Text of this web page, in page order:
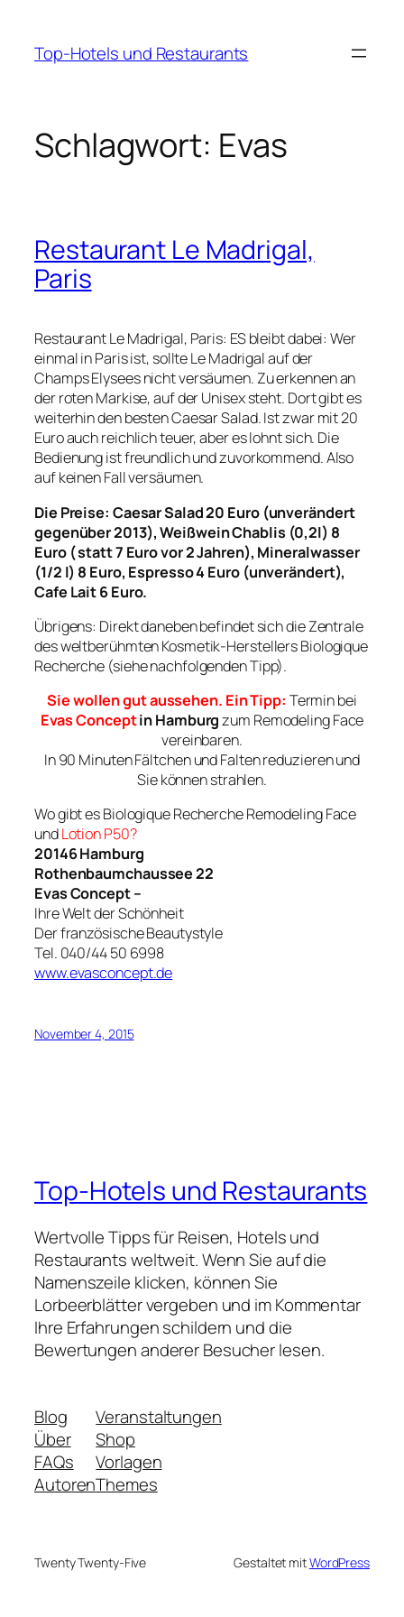
springen
Top-Hotels und Restaurants
Schlagwort: Evas
Restaurant Le Madrigal,
Paris
Restaurant Le Madrigal, Paris: ES bleibt dabei: Wer
einmal in Paris ist, sollte Le Madrigal auf der
Champs Elysees nicht versäumen. Zu erkennen an
der roten Markise, auf der Unisex steht. Dort gibt es
weiterhin den besten Caesar Salad. Ist zwar mit 20
Euro auch reichlich teuer, aber es lohnt sich. Die
Bedienung ist freundlich und zuvorkommend. Also
auf keinen Fall versäumen.
Die Preise: Caesar Salad 20 Euro (unverändert
gegenüber 2013), Weißwein Chablis (0,2l) 8
Euro ( statt 7 Euro vor 2 Jahren), Mineralwasser
(1/2 l) 8 Euro, Espresso 4 Euro (unverändert),
Cafe Lait 6 Euro.
Übrigens: Direkt daneben befindet sich die Zentrale
des weltberühmten Kosmetik-Herstellers Biologique
Recherche (siehe nachfolgenden Tipp).
Sie wollen gut aussehen. Ein Tipp: Termin bei
Evas Conceptin Hamburgzum Remodeling Face
vereinbaren.
In 90 Minuten Fältchen und Falten reduzieren und
Sie können strahlen.
Wo gibt es Biologique Recherche Remodeling Face
undLotion P50?
20146 Hamburg
Rothenbaumchaussee 22
Evas Concept –
Ihre Welt der Schönheit
Der französische Beautystyle
Tel. 040/44 50 6998
www.evasconcept.de
November 4, 2015
Top-Hotels und Restaurants
Wertvolle Tipps für Reisen, Hotels und
Restaurants weltweit. Wenn Sie auf die
Namenszeile klicken, können Sie
Lorbeerblätter vergeben und im Kommentar
Ihre Erfahrungen schildern und die
Bewertungen anderer Besucher lesen.
Blog
Über
FAQs
Autoren
Veranstaltungen
Shop
Vorlagen
Themes
Twenty Twenty-Five Gestaltet mitWordPress